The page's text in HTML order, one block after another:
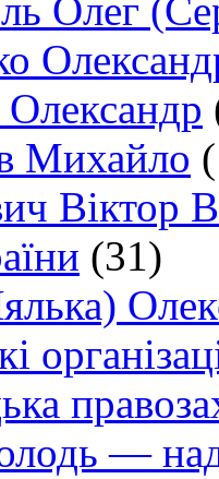
Олег
Михайло
Віктор
(31)
—